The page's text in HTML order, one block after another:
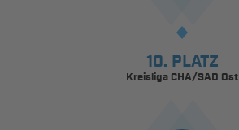
10. PLATZ
Kreisliga CHA/SAD Ost